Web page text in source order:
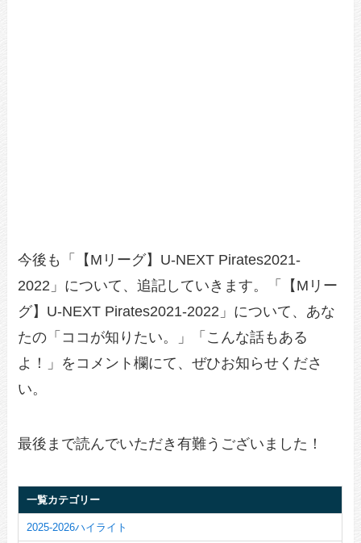
今後も「【Mリーグ】U-NEXT Pirates2021-
2022」について、追記していきます。「【Mリー
グ】U-NEXT Pirates2021-2022」について、あな
たの「ココが知りたい。」「こんな話もある
よ！」をコメント欄にて、ぜひお知らせくださ
い。
最後まで読んでいただき有難うございました！
一覧カテゴリー
2025-2026ハイライト